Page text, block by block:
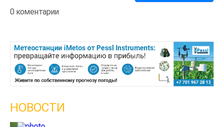
0 коментарии
НОВОСТИ